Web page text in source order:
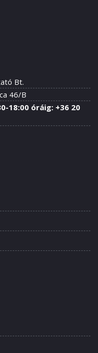
Bt.
46/B
18:00 óráig: +36 20